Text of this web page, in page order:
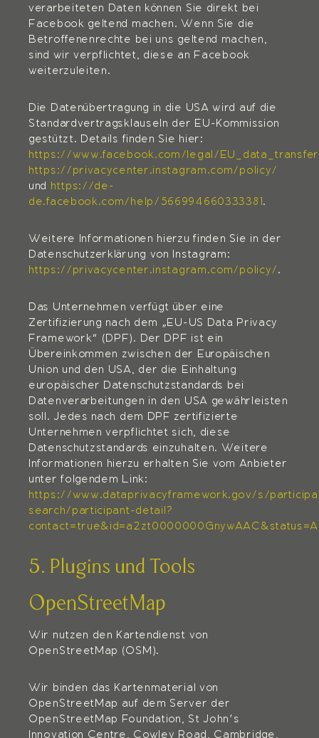
verarbeiteten Daten können Sie direkt bei
Facebook geltend machen. Wenn Sie die
Betroffenenrechte bei uns geltend machen,
sind wir verpflichtet, diese an Facebook
weiterzuleiten.
Die Datenübertragung in die USA wird auf die
Standardvertragsklauseln der EU-Kommission
gestützt. Details finden Sie hier:
https://www.facebook.com/legal/
https://privacycenter.instagram.com/policy/
und https://de-
de.facebook.com/help/566994660333381.
Weitere Informationen hierzu finden Sie in der
Datenschutzerklärung von Instagram:
https://privacycenter.instagram.com/policy/ .
Das Unternehmen verfügt über eine
Zertifizierung nach dem „EU-US Data Privacy
Framework“ (DPF). Der DPF ist ein
Übereinkommen zwischen der Europäischen
Union und den USA, der die Einhaltung
europäischer Datenschutzstandards bei
Datenverarbeitungen in den USA gewährleisten
soll. Jedes nach dem DPF zertifizierte
Unternehmen verpflichtet sich, diese
Datenschutzstandards einzuhalten. Weitere
Informationen hierzu erhalten Sie vom Anbieter
unter folgendem Link:
https://www.dataprivacyframework.gov/s/
search/participant-detail?
5. Plugins und Tools
OpenStreetMap
Wir nutzen den Kartendienst von
OpenStreetMap (OSM).
Wir binden das Kartenmaterial von
OpenStreetMap auf dem Server der
OpenStreetMap Foundation, St John’s
Innovation Centre, Cowley Road, Cambridge,